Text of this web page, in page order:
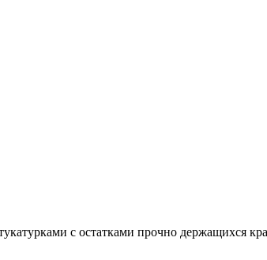
с остатками прочно держащихся